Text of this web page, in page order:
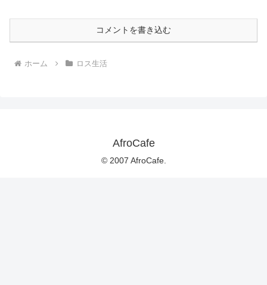
コメントを書き込む
ホーム ロス生活
AfroCafe
© 2007 AfroCafe.